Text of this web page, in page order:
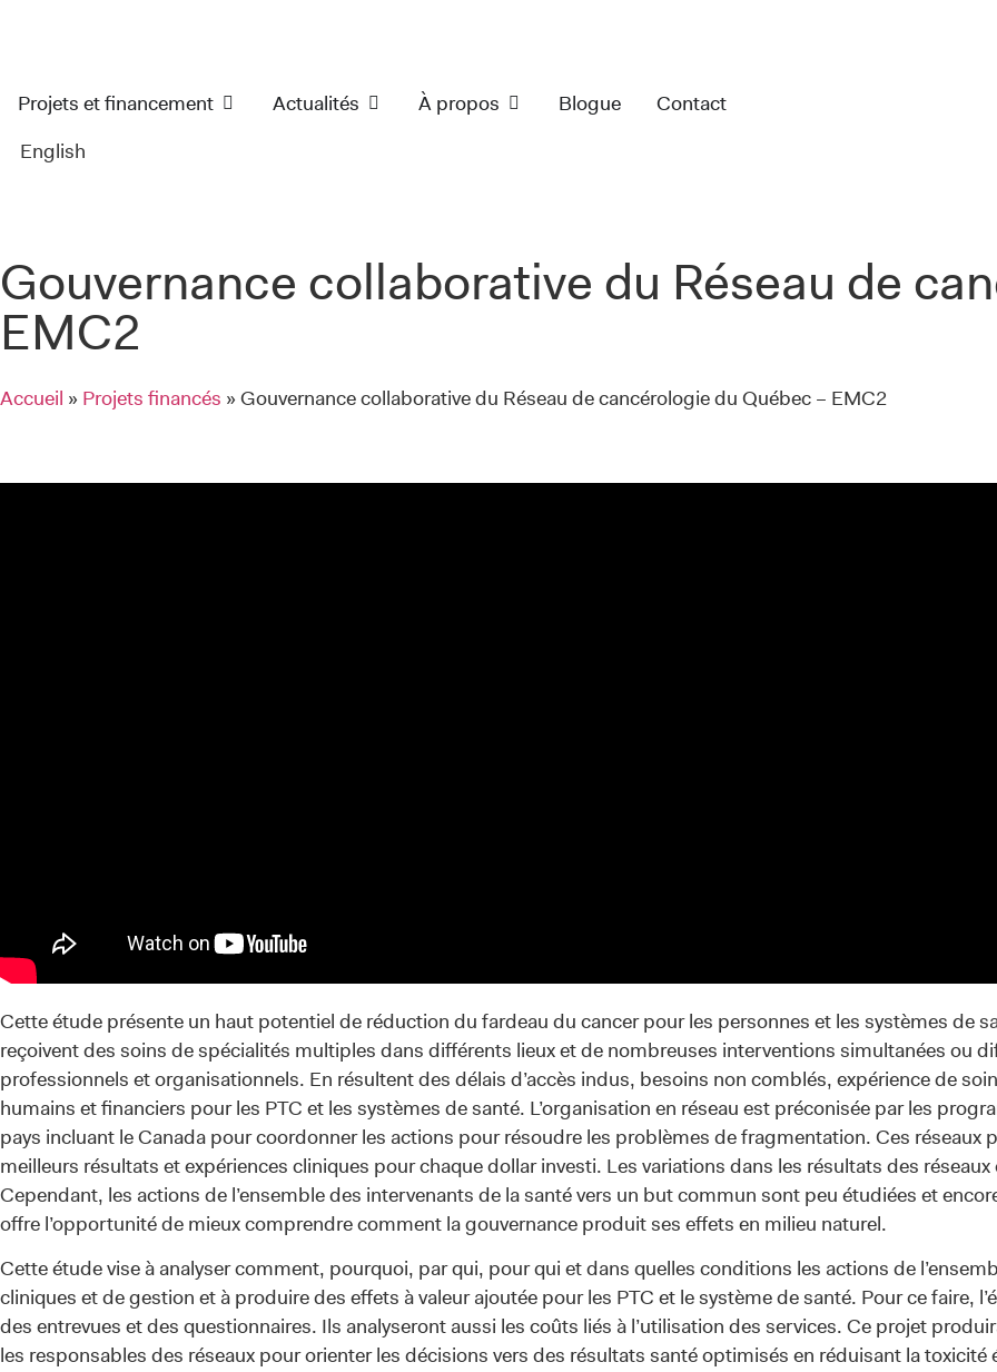
Projets et financement Actualités À propos Blogue
Contact
English
Gouvernance collaborative du Réseau de
EMC2
Accueil » Projets financés » Gouvernance collaborative du Réseau de cancérologie du Québec – EMC2
Cette étude présente un haut potentiel de réduction du fardeau du cancer pour les personnes et les systèmes de
reçoivent des soins de spécialités multiples dans différents lieux et de nombreuses interventions simultanées ou
professionnels et organisationnels. En résultent des délais d’accès indus, besoins non comblés, expérience de
humains et financiers pour les PTC et les systèmes de santé. L’organisation en réseau est préconisée par les
pays incluant le Canada pour coordonner les actions pour résoudre les problèmes de fragmentation. Ces réseaux
meilleurs résultats et expériences cliniques pour chaque dollar investi. Les variations dans les résultats des
Cependant, les actions de l’ensemble des intervenants de la santé vers un but commun sont peu étudiées et
offre l’opportunité de mieux comprendre comment la gouvernance produit ses effets en milieu naturel.
Cette étude vise à analyser comment, pourquoi, par qui, pour qui et dans quelles conditions les actions de
cliniques et de gestion et à produire des effets à valeur ajoutée pour les PTC et le système de santé. Pour ce faire,
des entrevues et des questionnaires. Ils analyseront aussi les coûts liés à l’utilisation des services. Ce projet
les responsables des réseaux pour orienter les décisions vers des résultats santé optimisés en réduisant la toxicité